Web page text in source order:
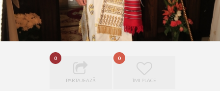
0
PARTAJEAZĂ
0
ÎMI PLACE